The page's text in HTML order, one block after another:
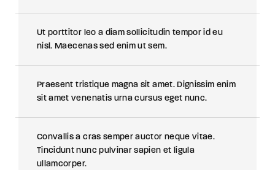
Ut porttitor leo a diam sollicitudin tempor id eu
nisl. Maecenas sed enim ut sem.
Praesent tristique magna sit amet. Dignissim enim
sit amet venenatis urna cursus eget nunc.
Convallis a cras semper auctor neque vitae.
Tincidunt nunc pulvinar sapien et ligula
ullamcorper.